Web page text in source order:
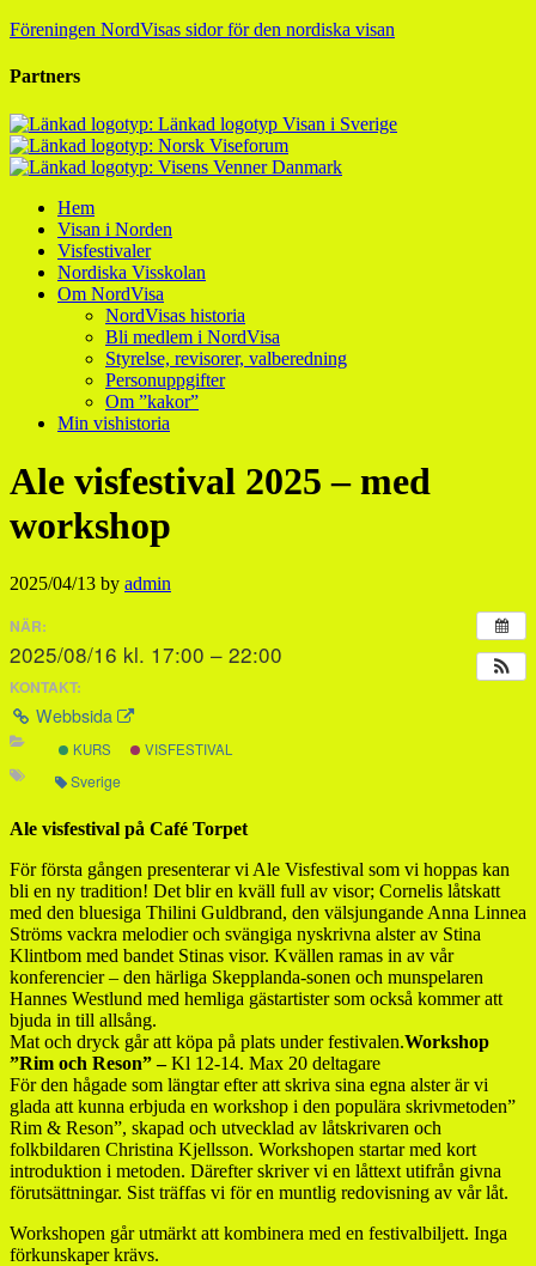
Föreningen NordVisas sidor för den nordiska visan
Partners
Hem
Visan i Norden
Visfestivaler
Nordiska Visskolan
Om NordVisa
NordVisas historia
Bli medlem i NordVisa
Styrelse, revisorer, valberedning
Personuppgifter
Om ”kakor”
Min vishistoria
Ale visfestival 2025 – med
workshop
2025/04/13 by admin
NÄR:
2025/08/16 kl. 17:00 – 22:00
KONTAKT:
Webbsida
KURS VISFESTIVAL
Sverige
Ale visfestival på Café Torpet
För första gången presenterar vi Ale Visfestival som vi hoppas kan
bli en ny tradition! Det blir en kväll full av visor; Cornelis låtskatt
med den bluesiga Thilini Guldbrand, den välsjungande Anna Linnea
Ströms vackra melodier och svängiga nyskrivna alster av Stina
Klintbom med bandet Stinas visor. Kvällen ramas in av vår
konferencier – den härliga Skepplanda-sonen och munspelaren
Hannes Westlund med hemliga gästartister som också kommer att
bjuda in till allsång.
Mat och dryck går att köpa på plats under festivalen.Workshop
”Rim och Reson” –Kl 12-14. Max 20 deltagare
För den hågade som längtar efter att skriva sina egna alster är vi
glada att kunna erbjuda en workshop i den populära skrivmetoden”
Rim & Reson”, skapad och utvecklad av låtskrivaren och
folkbildaren Christina Kjellsson. Workshopen startar med kort
introduktion i metoden. Därefter skriver vi en låttext utifrån givna
förutsättningar. Sist träffas vi för en muntlig redovisning av vår låt.
Workshopen går utmärkt att kombinera med en festivalbiljett. Inga
förkunskaper krävs.